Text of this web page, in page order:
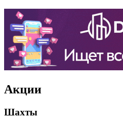
Акции
Шахты